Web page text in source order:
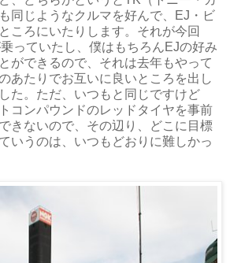
同じようなクルマを好んで、EJ・ビ
ころにいたりします。それが今回
っていたし、僕はもちろんEJの好み
ができるので、それは去年もやって
あたりでお互いに良いところを出し
た。ただ、いつもと同じですけど
コンパウンドのレッドタイヤを事前
きないので、その辺り、どこに目標
いうのは、いつもどおりに難しかっ